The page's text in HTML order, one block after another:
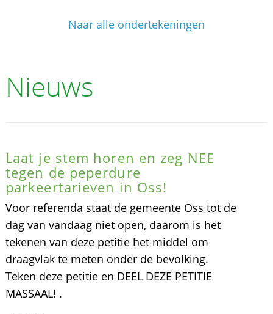
Naar alle ondertekeningen
Nieuws
Laat je stem horen en zeg NEE
tegen de peperdure
parkeertarieven in Oss!
Voor referenda staat de gemeente Oss tot de
dag van vandaag niet open, daarom is het
tekenen van deze petitie het middel om
draagvlak te meten onder de bevolking.
Teken deze petitie en DEEL DEZE PETITIE
MASSAAL! .